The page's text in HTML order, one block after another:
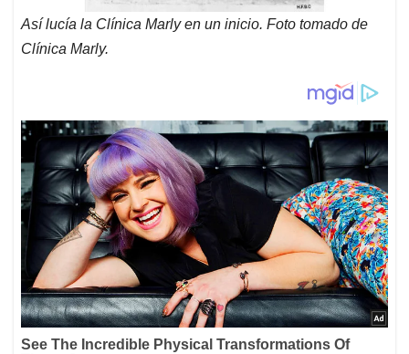
Así lucía la Clínica Marly en un inicio. Foto tomado de
Clínica Marly.